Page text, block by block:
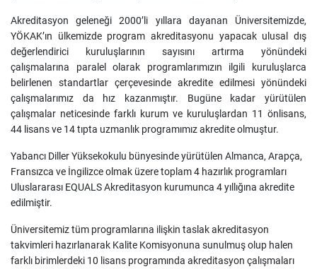
Akreditasyon geleneği 2000’li yıllara dayanan Üniversitemizde,
YÖKAK’ın ülkemizde program akreditasyonu yapacak ulusal dış
değerlendirici kuruluşlarının sayısını artırma yönündeki
çalışmalarına paralel olarak programlarımızın ilgili kuruluşlarca
belirlenen standartlar çerçevesinde akredite edilmesi yönündeki
çalışmalarımız da hız kazanmıştır. Bugüne kadar yürütülen
çalışmalar neticesinde farklı kurum ve kuruluşlardan 11 önlisans,
44 lisans ve 14 tıpta uzmanlık programımız akredite olmuştur.
Yabancı Diller Yüksekokulu bünyesinde yürütülen Almanca, Arapça,
Fransızca ve İngilizce olmak üzere toplam 4 hazırlık programları
Uluslararası EQUALS Akreditasyon kurumunca 4 yıllığına akredite
edilmiştir.
Üniversitemiz tüm programlarına ilişkin taslak akreditasyon
takvimleri hazırlanarak Kalite Komisyonuna sunulmuş olup halen
farklı birimlerdeki 10 lisans programında akreditasyon çalışmaları